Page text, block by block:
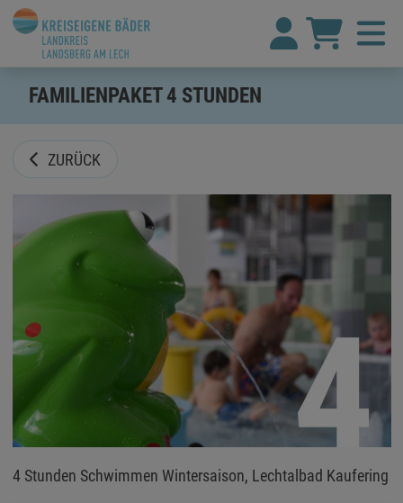
FAMILIENPAKET 4 STUNDEN
ZURÜCK
4 Stunden Schwimmen Wintersaison, Lechtalbad Kaufering